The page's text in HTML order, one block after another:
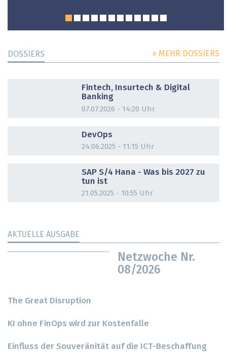
DOSSIERS » MEHR DOSSIERS
Fintech, Insurtech & Digital
Banking
07.07.2026 - 14:20 Uhr
DevOps
24.06.2025 - 11:15 Uhr
SAP S/4 Hana - Was bis 2027 zu
tun ist
21.05.2025 - 10:55 Uhr
AKTUELLE AUSGABE
Netzwoche Nr.
08/2026
The Great Disruption
KI ohne FinOps wird zur Kostenfalle
Einfluss der Souveränität auf die ICT-Beschaffung